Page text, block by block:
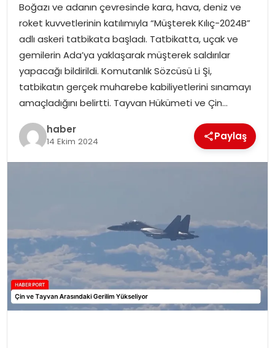
MAGAZIN
EĞITIM
OTOMOBIL
TEKNOLOJI
Boğazı ve adanın çevresinde kara, hava, deniz ve
roket kuvvetlerinin katılımıyla “Müşterek Kılıç-2024B”
adlı askeri tatbikata başladı. Tatbikatta, uçak ve
gemilerin Ada’ya yaklaşarak müşterek saldırılar
yapacağı bildirildi. Komutanlık Sözcüsü Li Şi,
tatbikatın gerçek muharebe kabiliyetlerini sınamayı
amaçladığını belirtti. Tayvan Hükümeti ve Çin…
haber
14 Ekim 2024 Paylaş